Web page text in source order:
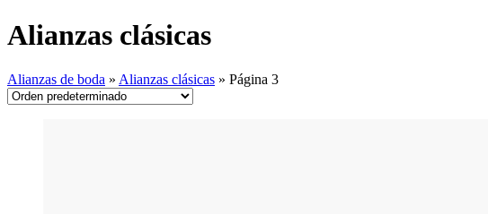
Alianzas clásicas
Alianzas de boda » Alianzas clásicas » Página 3